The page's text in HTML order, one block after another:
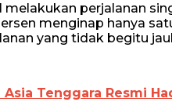
perjalanan
menginap hanya
yang tidak begitu
Tenggara Resmi